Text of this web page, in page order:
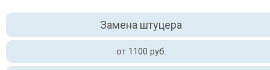
Замена штуцера
от 1100 руб.